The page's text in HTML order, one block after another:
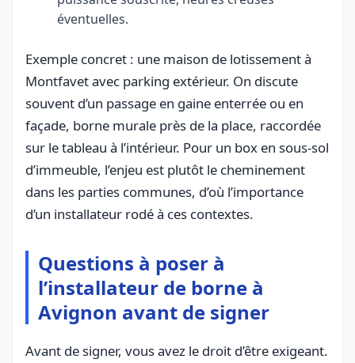
éventuelles.
Exemple concret : une maison de lotissement à
Montfavet avec parking extérieur. On discute
souvent d’un passage en gaine enterrée ou en
façade, borne murale près de la place, raccordée
sur le tableau à l’intérieur. Pour un box en sous-sol
d’immeuble, l’enjeu est plutôt le cheminement
dans les parties communes, d’où l’importance
d’un installateur rodé à ces contextes.
Questions à poser à
l’installateur de borne à
Avignon avant de signer
Avant de signer, vous avez le droit d’être exigeant.